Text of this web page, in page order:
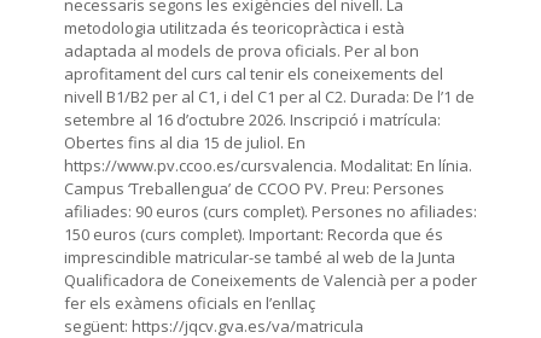
necessaris segons les exigències del nivell. La
metodologia utilitzada és teoricopràctica i està
adaptada al models de prova oficials. Per al bon
aprofitament del curs cal tenir els coneixements del
nivell B1/B2 per al C1, i del C1 per al C2. Durada: De l’1 de
setembre al 16 d’octubre 2026. Inscripció i matrícula:
Obertes fins al dia 15 de juliol. En
https://www.pv.ccoo.es/cursvalencia. Modalitat: En línia.
Campus ‘Treballengua’ de CCOO PV. Preu: Persones
afiliades: 90 euros (curs complet). Persones no afiliades:
150 euros (curs complet). Important: Recorda que és
imprescindible matricular-se també al web de la Junta
Qualificadora de Coneixements de Valencià per a poder
fer els exàmens oficials en l’enllaç
següent: https://jqcv.gva.es/va/matricula